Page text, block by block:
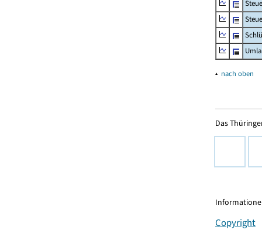
▴ nach oben
Das
Copyright